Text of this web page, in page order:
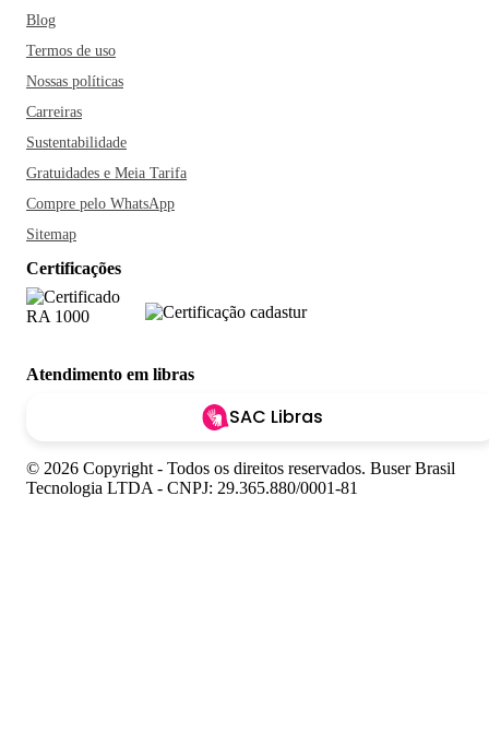
Blog
Termos de uso
Nossas políticas
Carreiras
Sustentabilidade
Gratuidades e Meia Tarifa
Compre pelo WhatsApp
Sitemap
Certificações
Atendimento em libras
SAC Libras
© 2026 Copyright - Todos os direitos reservados. Buser Brasil
Tecnologia LTDA - CNPJ: 29.365.880/0001-81